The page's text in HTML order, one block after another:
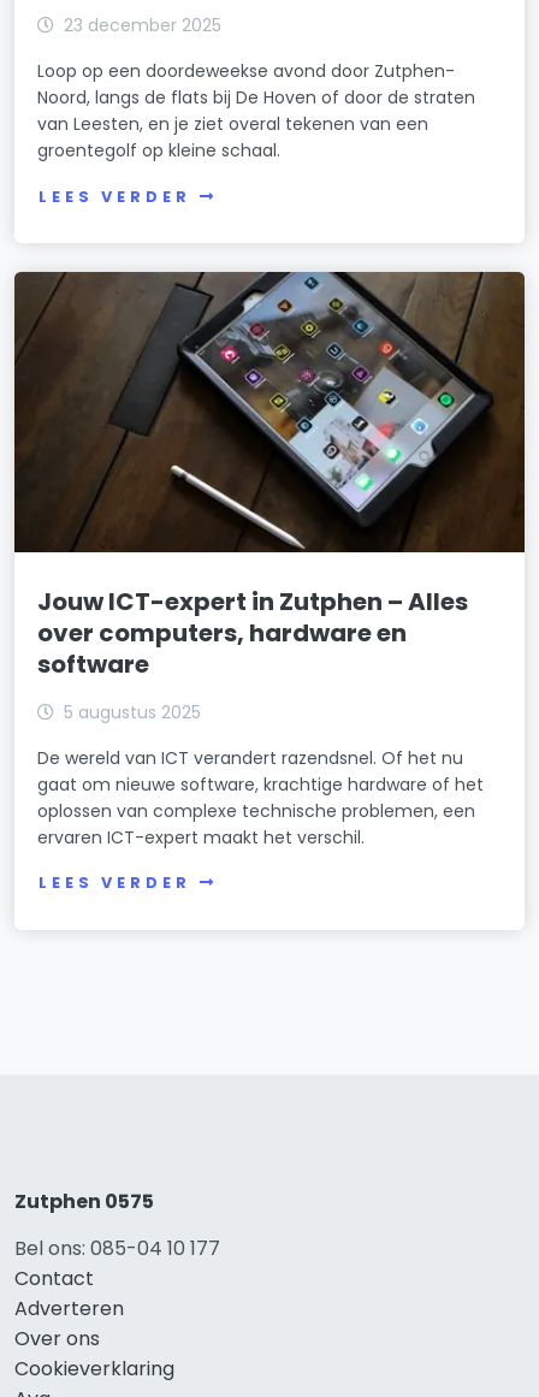
23 december 2025
Loop op een doordeweekse avond door Zutphen-
Noord, langs de flats bij De Hoven of door de straten
van Leesten, en je ziet overal tekenen van een
groentegolf op kleine schaal.
LEES VERDER
Jouw ICT-expert in Zutphen – Alles
over computers, hardware en
software
5 augustus 2025
De wereld van ICT verandert razendsnel. Of het nu
gaat om nieuwe software, krachtige hardware of het
oplossen van complexe technische problemen, een
ervaren ICT-expert maakt het verschil.
LEES VERDER
Zutphen 0575
Bel ons: 085-04 10 177
Contact
Adverteren
Over ons
Cookieverklaring